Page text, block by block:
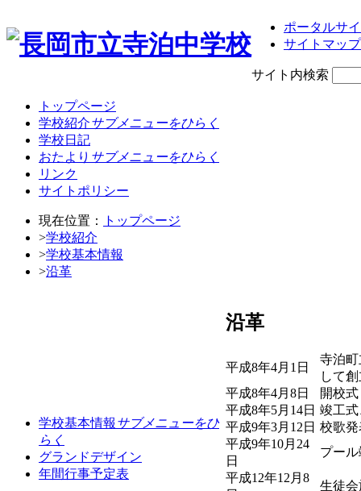
ポータルサ
サイトマップ
サイト内検索
トップページ
学校紹介サブメニューをひらく
学校日記
おたより サブメニューをひらく
リンク
サイトポリシー
現在位置：
トップページ
>学校紹介
>学校基本情報
>沿革
学校基本情報 サブメニューをひ
らく
グランドデザイン
年間行事予定表
沿革
平成8年4月1日
寺泊
して
平成8年4月8日
開校式
平成8年5月14日 竣工
平成9年3月12日 校歌
平成9年10月24
日
プー
平成12年12月8
生徒